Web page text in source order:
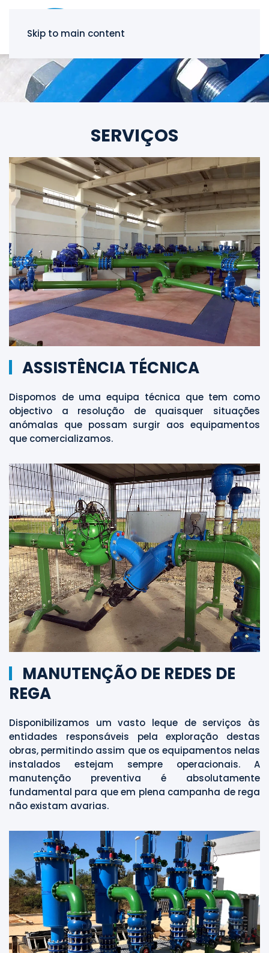
Skip to main content
SERVIÇOS
ASSISTÊNCIA TÉCNICA
Dispomos de uma equipa técnica que tem como
objectivo a resolução de quaisquer situações
anómalas que possam surgir aos equipamentos
que comercializamos.
MANUTENÇÃO DE REDES DE
REGA
Disponibilizamos um vasto leque de serviços às
entidades responsáveis pela exploração destas
obras, permitindo assim que os equipamentos nelas
instalados estejam sempre operacionais. A
manutenção preventiva é absolutamente
fundamental para que em plena campanha de rega
não existam avarias.